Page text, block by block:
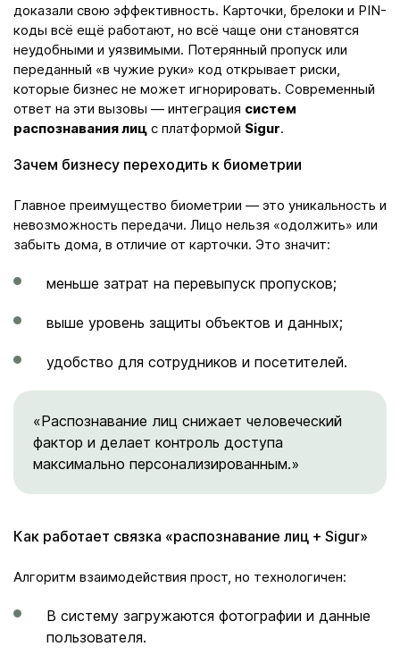
доказали свою эффективность. Карточки, брелоки и PIN-
коды всё ещё работают, но всё чаще они становятся
неудобными и уязвимыми. Потерянный пропуск или
переданный «в чужие руки» код открывает риски,
которые бизнес не может игнорировать. Современный
ответ на эти вызовы — интеграция систем
распознавания лиц с платформой Sigur.
Зачем бизнесу переходить к биометрии
Главное преимущество биометрии — это уникальность и
невозможность передачи. Лицо нельзя «одолжить» или
забыть дома, в отличие от карточки. Это значит:
меньше затрат на перевыпуск пропусков;
выше уровень защиты объектов и данных;
удобство для сотрудников и посетителей.
«Распознавание лиц снижает человеческий
фактор и делает контроль доступа
максимально персонализированным.»
Как работает связка «распознавание лиц + Sigur»
Алгоритм взаимодействия прост, но технологичен:
В систему загружаются фотографии и данные
пользователя.